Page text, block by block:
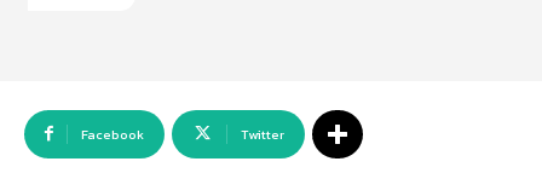
Facebook Twitter